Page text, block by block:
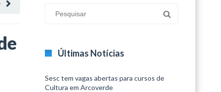
Últimas Notícias
Sesc tem vagas abertas para cursos de
Cultura em Arcoverde